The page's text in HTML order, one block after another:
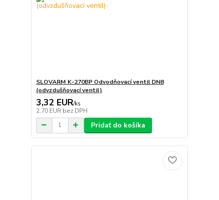
SLOVARM K-270BP Odvodňovací ventil DN8
(odvzdušňovací ventil)
3,32 EUR/ks
2,70 EUR bez DPH
Pridať do košíka